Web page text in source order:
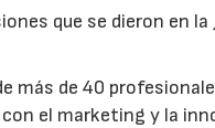
que se dieron en la
más de 40
el marketing y la